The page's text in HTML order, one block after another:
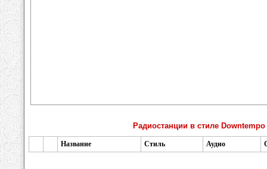
Радиостанции в стиле Downtempo
Название Стиль Аудио